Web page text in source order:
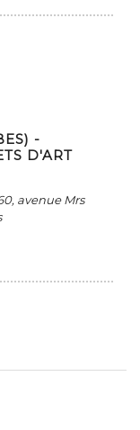
-
D'ART
avenue Mrs